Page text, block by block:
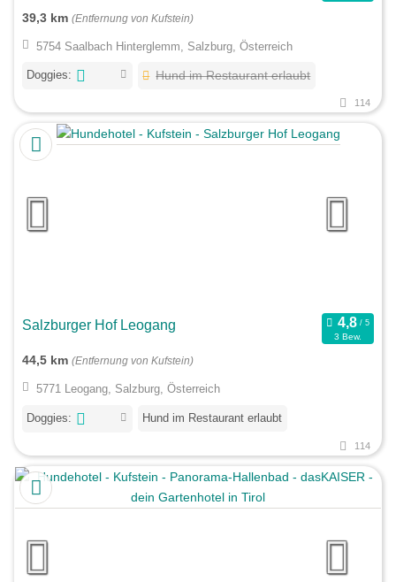
39,3 km (Entfernung von Kufstein)
5754 Saalbach Hinterglemm, Salzburg, Österreich
Doggies: Hund im Restaurant erlaubt
114
Salzburger Hof Leogang
3 Bew.
44,5 km (Entfernung von Kufstein)
5771 Leogang, Salzburg, Österreich
Doggies: Hund im Restaurant erlaubt
114